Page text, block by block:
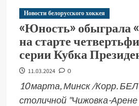
Новости белорусского хоккея
«Юность» обыграла
на старте
серии Кубка
11.03.2024 0
10 марта, Минск /Корр.
столичной "Чижовка-